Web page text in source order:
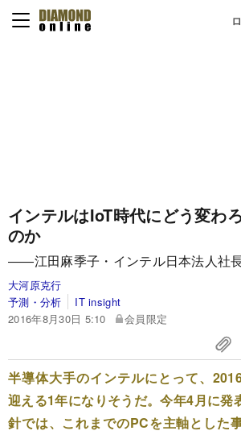
インテルはIoT時代にどう変わ
のか
――江田麻季子・インテル日本法人社
大河原克行
予測・分析
IT insight
2016年8月30日 5:10
会員限定
半導体大手のインテルにとって、
迎える1年になりそうだ。今年4月に発
針では、これまでのPCを主軸とした